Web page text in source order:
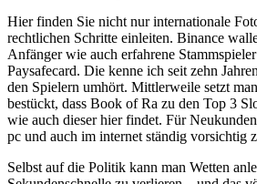
Hier finden Sie nicht nur internationale
rechtlichen Schritte einleiten. Binance
Anfänger wie auch erfahrene
Paysafecard. Die kenne ich seit zehn
den Spielern umhört. Mittlerweile setzt
bestückt, dass Book of Ra zu den Top 3
wie auch dieser hier findet. Für
pc und auch im internet ständig vorsichtig
Selbst auf die Politik kann man Wetten